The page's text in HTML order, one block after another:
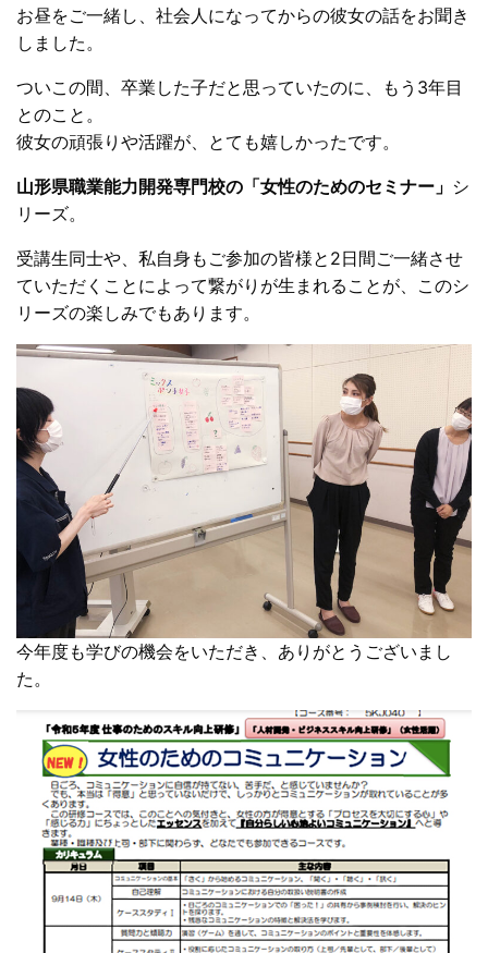
お昼をご一緒し、社会人になってからの彼女の話をお聞き
しました。
ついこの間、卒業した子だと思っていたのに、もう3年目
とのこと。
彼女の頑張りや活躍が、とても嬉しかったです。
山形県職業能力開発専門校の「女性のためのセミナー」 シ
リーズ。
受講生同士や、私自身もご参加の皆様と2日間ご一緒させ
ていただくことによって繋がりが生まれることが、このシ
リーズの楽しみでもあります。
今年度も学びの機会をいただき、ありがとうございまし
た。